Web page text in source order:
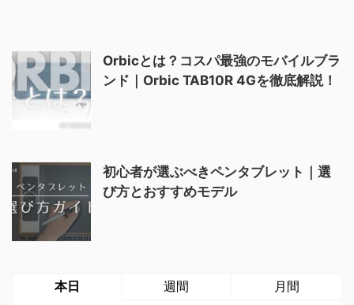
Orbicとは？コスパ最強のモバイルブラ
ンド｜Orbic TAB10R 4Gを徹底解説！
初心者が選ぶべきペンタブレット｜選
び方とおすすめモデル
本日 週間 月間